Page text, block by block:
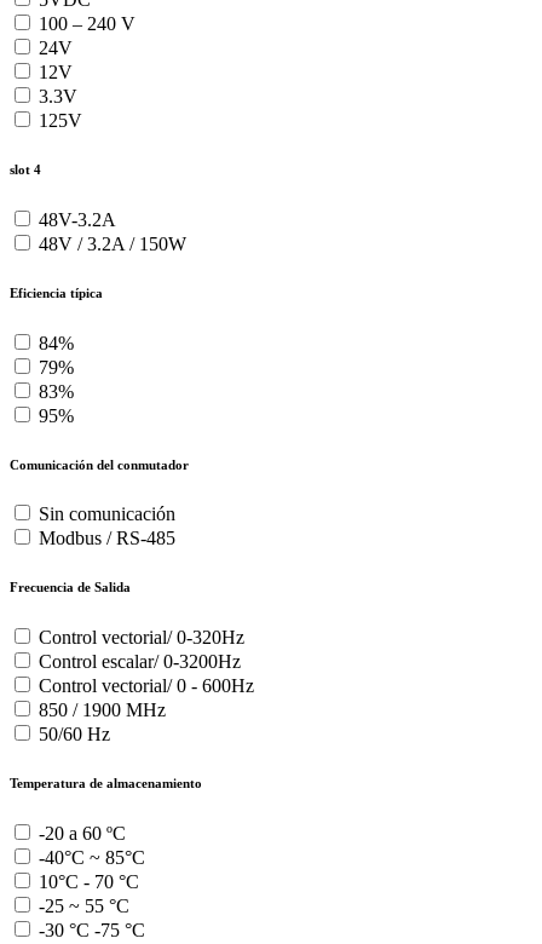
100 – 240 V
24V
12V
3.3V
125V
slot 4
48V-3.2A
48V / 3.2A / 150W
Eficiencia típica
84%
79%
83%
95%
Comunicación del conmutador
Sin comunicación
Modbus / RS-485
Frecuencia de Salida
Control vectorial/ 0-320Hz
Control escalar/ 0-3200Hz
Control vectorial/ 0 - 600Hz
850 / 1900 MHz
50/60 Hz
Temperatura de almacenamiento
-20 a 60 ºC
-40°C ~ 85°C
10°C - 70 °C
-25 ~ 55 °C
-30 °C -75 °C